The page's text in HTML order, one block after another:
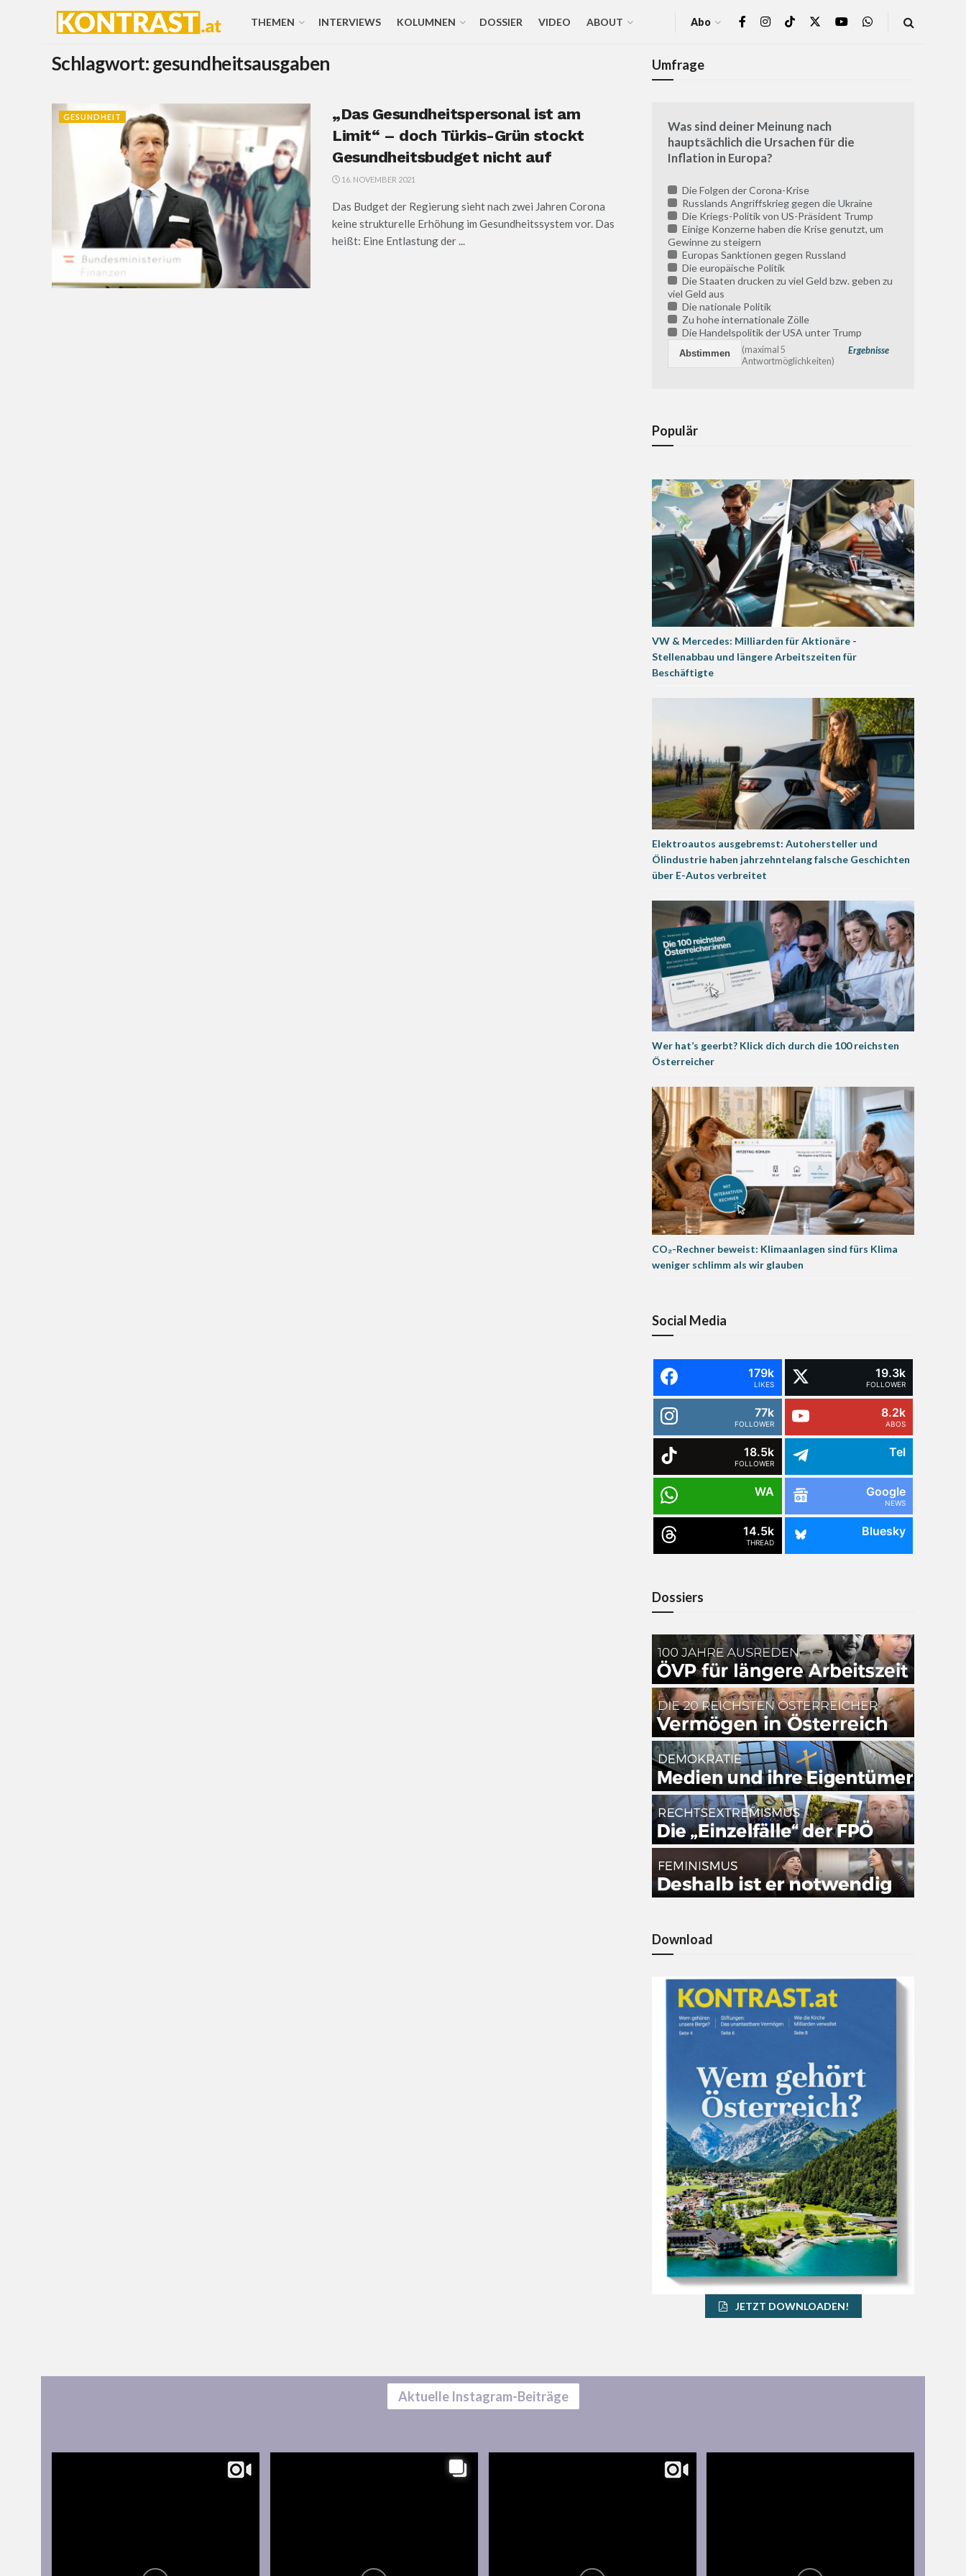
THEMEN INTERVIEWS KOLUMNEN DOSSIER VIDEO ABOUT Abo
Schlagwort:gesundheitsausgaben
GESUNDHEIT
„Das Gesundheitspersonal ist am
Limit“ – doch Türkis-Grün stockt
Gesundheitsbudget nicht auf
16. NOVEMBER 2021
Das Budget der Regierung sieht nach zwei Jahren Corona
keine strukturelle Erhöhung im Gesundheitssystem vor. Das
heißt: Eine Entlastung der ...
Umfrage
Was sind deiner Meinung nach
hauptsächlich die Ursachen für die
Inflation in Europa?
Die Folgen der Corona-Krise
Russlands Angriffskrieg gegen die Ukraine
Die Kriegs-Politik von US-Präsident Trump
Einige Konzerne haben die Krise genutzt, um
Gewinne zu steigern
Europas Sanktionen gegen Russland
Die europäische Politik
Die Staaten drucken zu viel Geld bzw. geben zu
viel Geld aus
Die nationale Politik
Zu hohe internationale Zölle
Die Handelspolitik der USA unter Trump
Ergebnisse
(maximal 5
Antwortmöglichkeiten)
Populär
VW & Mercedes: Milliarden für Aktionäre -
Stellenabbau und längere Arbeitszeiten für
Beschäftigte
Elektroautos ausgebremst: Autohersteller und
Ölindustrie haben jahrzehntelang falsche Geschichten
über E-Autos verbreitet
Wer hat’s geerbt? Klick dich durch die 100 reichsten
Österreicher
CO₂-Rechner beweist: Klimaanlagen sind fürs Klima
weniger schlimm als wir glauben
Social Media
179k
LIKES
19.3k
FOLLOWER
77k
FOLLOWER
8.2k
ABOS
18.5k
FOLLOWER
Tel
WA Google
NEWS
14.5k
THREAD
Bluesky
Dossiers
Download
JETZT DOWNLOADEN!
Aktuelle Instagram-Beiträge